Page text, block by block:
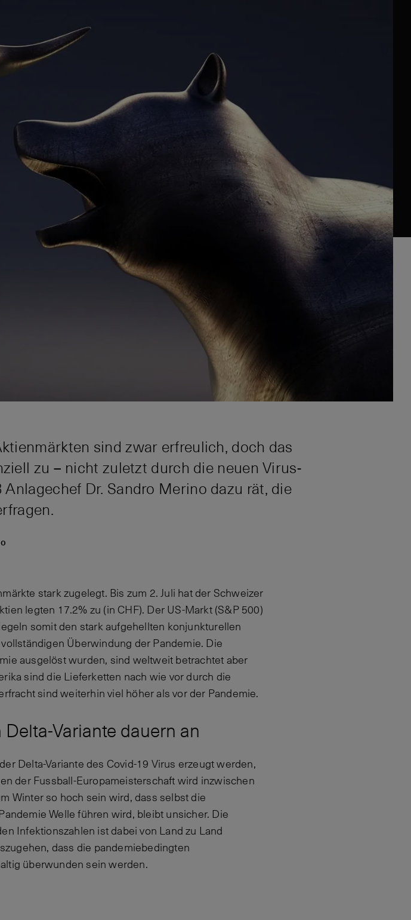
sind zwar erfreulich, doch das
zu – nicht zuletzt durch die neuen Virus-
Dr. Sandro Merino dazu rät, die
stark zugelegt. Bis zum 2. Juli hat der Schweizer
legten 17.2% zu (in CHF). Der US-Markt (S&P 500)
somit den stark aufgehellten konjunkturellen
Überwindung der Pandemie. Die
ausgelöst wurden, sind weltweit betrachtet aber
sind die Lieferketten nach wie vor durch die
sind weiterhin viel höher als vor der Pandemie.
Variante dauern an
Delta-Variante des Covid-19 Virus erzeugt werden,
der Fussball-Europameisterschaft wird inzwischen
Winter so hoch sein wird, dass selbst die
Welle führen wird, bleibt unsicher. Die
Infektionszahlen ist dabei von Land zu Land
dass die pandemiebedingten
überwunden sein werden.